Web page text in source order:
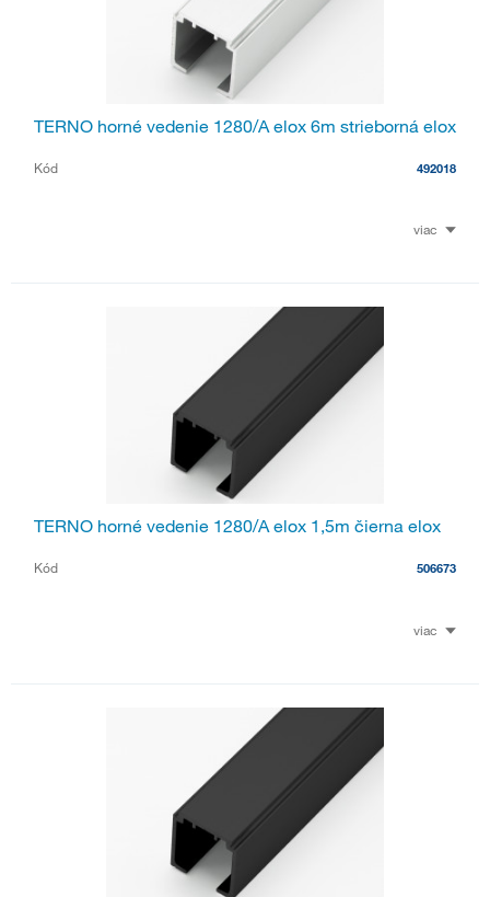
TERNO horné vedenie 1280/A elox 6m strieborná elox
Kód 492018
viac
TERNO horné vedenie 1280/A elox 1,5m čierna elox
Kód 506673
viac